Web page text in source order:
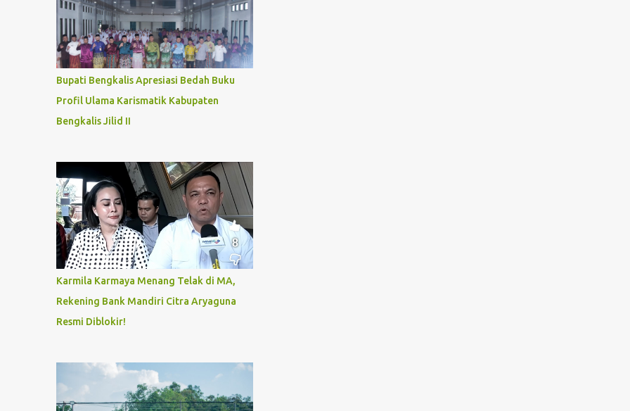
Bupati Bengkalis Apresiasi Bedah Buku
Profil Ulama Karismatik Kabupaten
Bengkalis Jilid II
Karmila Karmaya Menang Telak di MA,
Rekening Bank Mandiri Citra Aryaguna
Resmi Diblokir!